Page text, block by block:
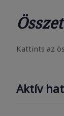
Kattints az
Aktív